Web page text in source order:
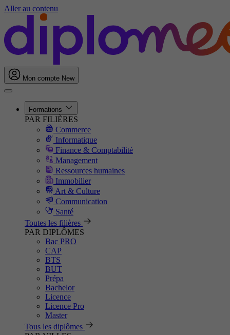
Aller au contenu
Mon compte New
Formations
PAR FILIÈRES
Commerce
Informatique
Finance & Comptabilité
Management
Ressources humaines
Immobilier
Art & Culture
Communication
Santé
Toutes les filières
PAR DIPLÔMES
Bac PRO
CAP
BTS
BUT
Prépa
Bachelor
Licence
Licence Pro
Master
Tous les diplômes